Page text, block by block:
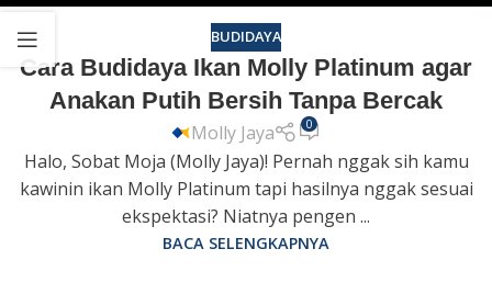
BUDIDAYA
Cara Budidaya Ikan Molly Platinum agar
Anakan Putih Bersih Tanpa Bercak
Molly Jaya 0
Halo, Sobat Moja (Molly Jaya)! Pernah nggak sih kamu
kawinin ikan Molly Platinum tapi hasilnya nggak sesuai
ekspektasi? Niatnya pengen ...
BACA SELENGKAPNYA